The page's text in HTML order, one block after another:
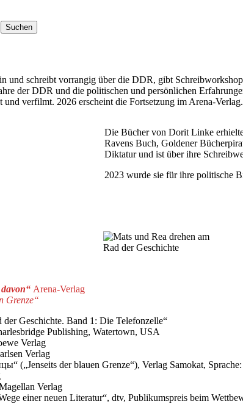
schreibt vorrangig über die DDR, gibt
der DDR und die politischen und persönlichen
und verfilmt. 2026 erscheint die Fortsetzung im Arena-Verlag.
Die Bücher von Dorit Linke
Ravens Buch, Goldener
Diktatur und ist über ihre
2023 wurde sie für ihre politische
Arena-Verlag
Grenze“
der Geschichte. Band 1: Die Telefonzelle“
Publishing, Watertown, USA
Verlag
Verlag
(„Jenseits der blauen Grenze“), Verlag Samokat, Sprache:
Verlag
einer neuen Literatur“, dtv, Publikumspreis beim